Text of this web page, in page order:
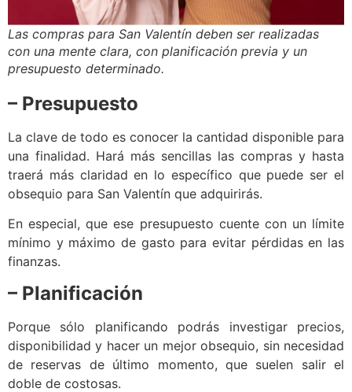
Las compras para San Valentín deben ser realizadas
con una mente clara, con planificación previa y un
presupuesto determinado.
– Presupuesto
La clave de todo es conocer la cantidad disponible para
una finalidad. Hará más sencillas las compras y hasta
traerá más claridad en lo específico que puede ser el
obsequio para San Valentín que adquirirás.
En especial, que ese presupuesto cuente con un límite
mínimo y máximo de gasto para evitar pérdidas en las
finanzas.
– Planificación
Porque sólo planificando podrás investigar precios,
disponibilidad y hacer un mejor obsequio, sin necesidad
de reservas de último momento, que suelen salir el
doble de costosas.